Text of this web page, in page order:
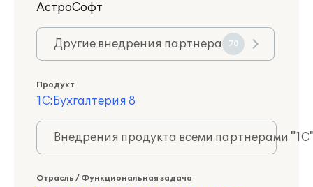
АстроСофт
Другие внедрения партнера 70
Продукт
1С:Бухгалтерия 8
Внедрения продукта всеми партнерами
Отрасль / Функциональная задача